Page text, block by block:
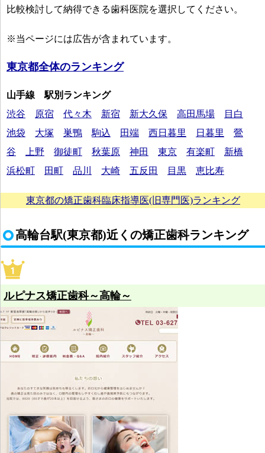
比較検討して納得できる歯科医院を選択してください。
※当ページには広告が含まれています。
東京都全体のランキング
山手線 駅別ランキング
渋谷
原宿 代々木 新宿 新大久保 高田馬場
目白
池袋
大塚 巣鴨 駒込 田端 西日暮里 日暮里
鶯
谷
上野 御徒町 秋葉原 神田 東京 有楽町
新橋
浜松町
田町 品川 大崎 五反田 目黒 恵比寿
東京都の矯正歯科臨床指導医(旧専門医)ランキング
高輪台駅(東京都)近くの矯正歯科ランキング
ルピナス矯正歯科～高輪～